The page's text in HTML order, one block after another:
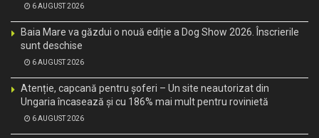
6 AUGUST 2026
Baia Mare va găzdui o nouă ediție a Dog Show 2026. Înscrierile
sunt deschise
6 AUGUST 2026
Atenție, capcană pentru șoferi – Un site neautorizat din
Ungaria încasează și cu 186% mai mult pentru rovinietă
6 AUGUST 2026